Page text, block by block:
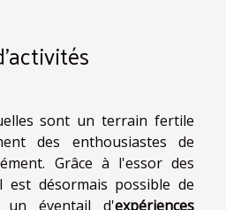
sont un terrain fertile
des enthousiastes de
Grâce à l'essor des
est désormais possible de
un éventail d'expériences